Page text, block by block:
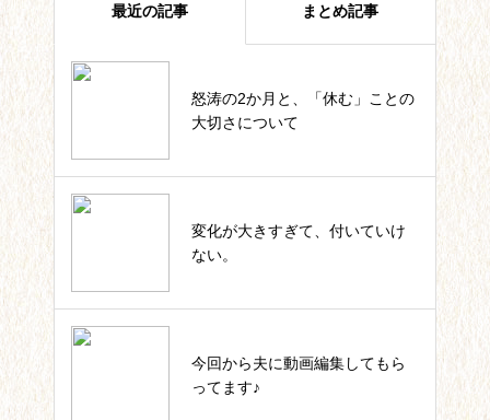
最近の記事 まとめ記事
怒涛の2か月と、「休む」ことの
大切さについて
変化が大きすぎて、付いていけ
ない。
今回から夫に動画編集してもら
ってます♪
四葉ストーリー記事一覧
私のカウンセラー起業。これまで
の軌跡一覧
いっしょにIKUJI★セルフコーチ
ング記事一覧